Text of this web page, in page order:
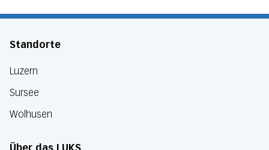
Standorte
Luzern
Sursee
Wolhusen